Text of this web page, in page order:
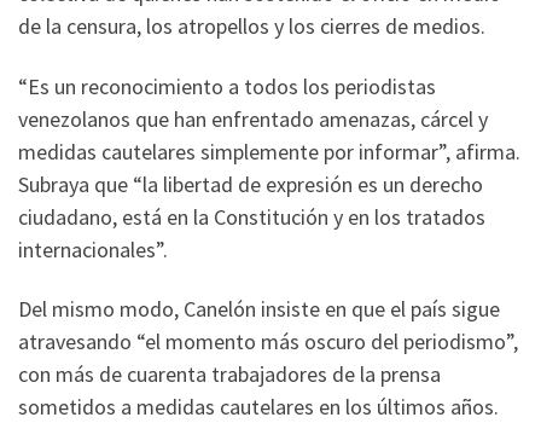
de la censura, los atropellos y los cierres de medios.
“Es un reconocimiento a todos los periodistas
venezolanos que han enfrentado amenazas, cárcel y
medidas cautelares simplemente por informar”, afirma.
Subraya que “la libertad de expresión es un derecho
ciudadano, está en la Constitución y en los tratados
internacionales”.
Del mismo modo, Canelón insiste en que el país sigue
atravesando “el momento más oscuro del periodismo”,
con más de cuarenta trabajadores de la prensa
sometidos a medidas cautelares en los últimos años.